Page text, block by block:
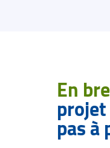
En
projet
pas à